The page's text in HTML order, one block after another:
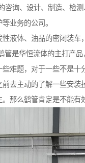
咨询、设计、制造、检
业务的公司。
性液体、油品的密闭装车
管是华恒流体的主打产
些难题，对于一些不是十
前去主动的了解一些安装
那么鹤管肯定是不能有